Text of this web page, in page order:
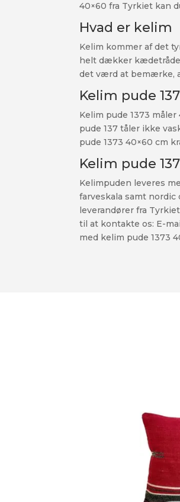
40×60 fra Tyrkiet kan
Hvad er kelim
Kelim kommer af det
helt dækker
det værd at bemærke,
Kelim pude
Kelim pude 1373
pude 137 tåler ikke
pude 1373 40×60 cm
Kelim pude
Kelimpuden leveres
farveskala samt
leverandører fra
til at kontakte os: E-
med kelim pude 1373